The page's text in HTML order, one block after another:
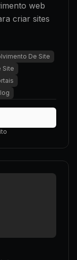
web
criar sites
De Site
Site